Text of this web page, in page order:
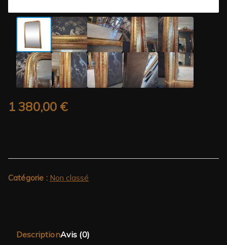
1 380,00 €
Catégorie : Non classé
DescriptionAvis (0)